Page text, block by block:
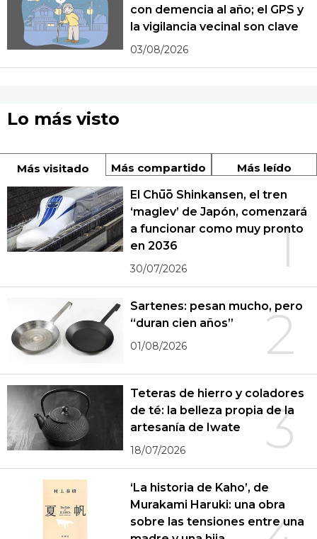
con demencia al año; el GPS y
la vigilancia vecinal son clave
03/08/2026
Lo más visto
Más visitado Más compartido Más leído
1
El Chūō Shinkansen, el tren
‘maglev’ de Japón, comenzará
a funcionar como muy pronto
en 2036
30/07/2026
2
Sartenes: pesan mucho, pero
“duran cien años”
01/08/2026
3
Teteras de hierro y coladores
de té: la belleza propia de la
artesanía de Iwate
18/07/2026
‘La historia de Kaho’, de
Murakami Haruki: una obra
sobre las tensiones entre una